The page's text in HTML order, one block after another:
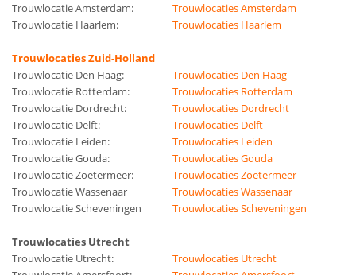
Trouwlocatie Amsterdam:
Trouwlocaties Amsterdam
Trouwlocatie Haarlem:
Trouwlocaties Haarlem
Trouwlocaties Zuid-Holland
Trouwlocatie Den Haag:
Trouwlocaties Den Haag
Trouwlocatie Rotterdam:
Trouwlocaties Rotterdam
Trouwlocatie Dordrecht:
Trouwlocaties Dordrecht
Trouwlocatie Delft:
Trouwlocaties Delft
Trouwlocatie Leiden:
Trouwlocaties Leiden
Trouwlocatie Gouda:
Trouwlocaties Gouda
Trouwlocatie Zoetermeer:
Trouwlocaties Zoetermeer
Trouwlocatie Wassenaar
Trouwlocaties Wassenaar
Trouwlocatie Scheveningen
Trouwlocaties Scheveningen
Trouwlocaties Utrecht
Trouwlocatie Utrecht:
Trouwlocaties Utrecht